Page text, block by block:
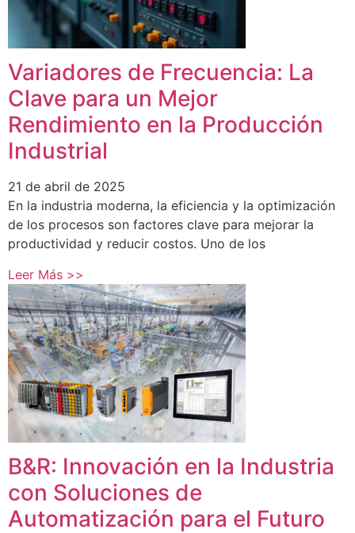
Variadores de Frecuencia: La
Clave para un Mejor
Rendimiento en la Producción
Industrial
21 de abril de 2025
En la industria moderna, la eficiencia y la optimización
de los procesos son factores clave para mejorar la
productividad y reducir costos. Uno de los
Leer Más >>
B&R: Innovación en la Industria
con Soluciones de
Automatización para el Futuro